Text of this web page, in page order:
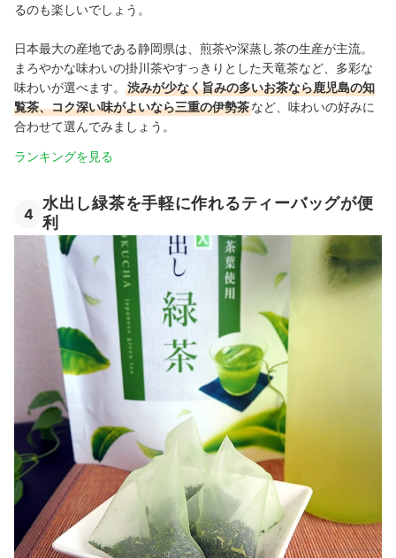
るのも楽しいでしょう。
日本最大の産地である静岡県は、煎茶や深蒸し茶の生産が主流。
まろやかな味わいの掛川茶やすっきりとした天竜茶など、多彩な
味わいが選べます。
渋みが少なく旨みの多いお茶なら鹿児島の知
覧茶、コク深い味がよいなら三重の伊勢茶など、味わいの好みに
合わせて選んでみましょう。
ランキングを見る
4
水出し緑茶を手軽に作れるティーバッグが便
利